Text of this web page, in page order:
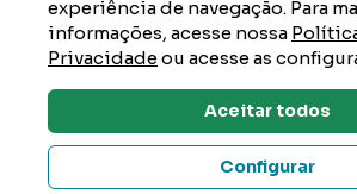
experiência de navegação. Para
informações, acesse nossa
Privacidadeou acesse as
Aceitar todos
Configurar